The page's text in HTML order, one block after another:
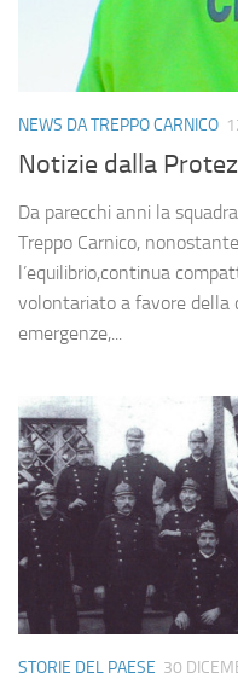
NEWS DA TREPPO CARNICO
Notizie dalla
Da parecchi anni la
Treppo Carnico,
l’equilibrio,continua
volontariato a favore
emergenze,...
STORIE DEL PAESE 30